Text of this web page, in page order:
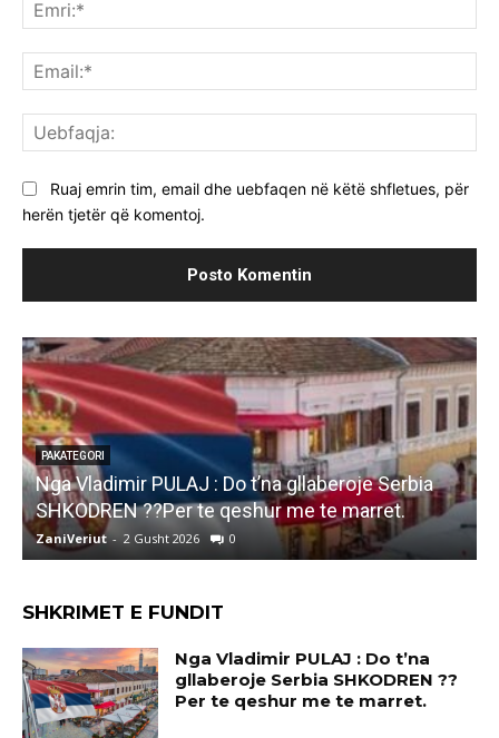
Ruaj emrin tim, email dhe uebfaqen në këtë shfletues, për
herën tjetër që komentoj.
PAKATEGORI
Marjana KOÇEKU: Kullen ne DUKAGJIN e kam pa
leje,psene gjeje Ti qe ke vite Deputet aq sa vet
kam jete..
ZaniVeriut - 1 Gusht 2026 0
SHKRIMET E FUNDIT
Nga Vladimir PULAJ : Do t’na
gllaberoje Serbia SHKODREN ??
Per te qeshur me te marret.